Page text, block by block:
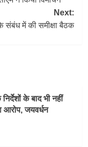
Next:
संबंध में की समीक्षा बैठक
के बाद भी नहीं
जयवर्धन